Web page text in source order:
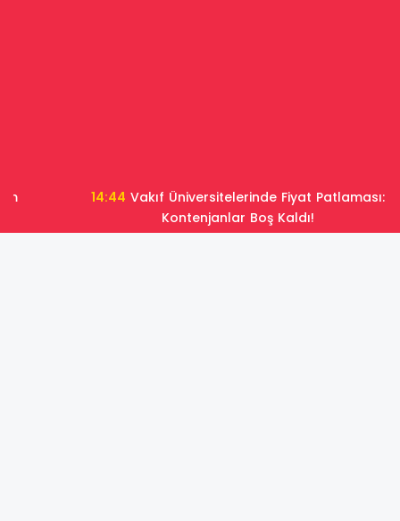
Vakıf Üniversitelerinde Fiyat Patlaması:
Kontenjanlar Boş Kaldı!